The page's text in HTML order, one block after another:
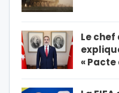
Le
«